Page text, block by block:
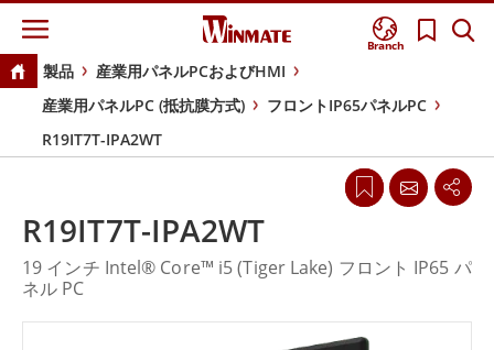
Branch
製品
産業用パネルPCおよびHMI
産業用パネルPC (抵抗膜方式)
フロントIP65パネルPC
R19IT7T-IPA2WT
R19IT7T-IPA2WT
19 インチ Intel® Core™ i5 (Tiger Lake) フロント IP65 パ
ネル PC